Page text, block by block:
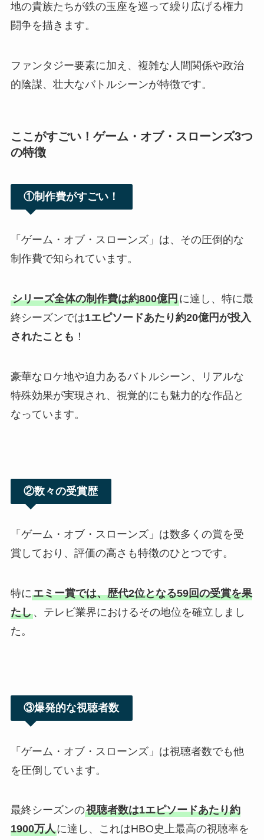
地の貴族たちが鉄の玉座を巡って繰り広げる権力
闘争を描きます。
ファンタジー要素に加え、複雑な人間関係や政治
的陰謀、壮大なバトルシーンが特徴です。
ここがすごい！ゲーム・オブ・スローンズ3つ
の特徴
①制作費がすごい！
「ゲーム・オブ・スローンズ」は、その圧倒的な
制作費で知られています。
シリーズ全体の制作費は約800億円に達し、特に最
終シーズンでは1エピソードあたり約20億円が投入
されたことも ！
豪華なロケ地や迫力あるバトルシーン、リアルな
特殊効果が実現され、視覚的にも魅力的な作品と
なっています。
②数々の受賞歴
「ゲーム・オブ・スローンズ」は数多くの賞を受
賞しており、評価の高さも特徴のひとつです。
特にエミー賞では、歴代2位となる59回の受賞を果
たし、テレビ業界におけるその地位を確立しまし
た。
③爆発的な視聴者数
「ゲーム・オブ・スローンズ」は視聴者数でも他
を圧倒しています。
最終シーズンの視聴者数は1エピソードあたり約
1900万人に達し、これはHBO史上最高の視聴率を